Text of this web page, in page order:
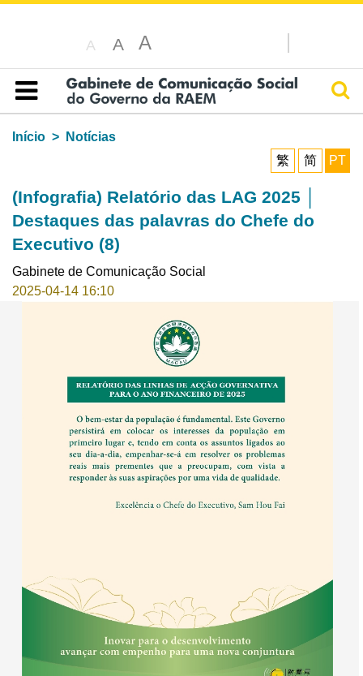
A A A
Índice
Início
Notícias
繁
简 PT
(Infografia) Relatório das LAG 2025 │
Destaques das palavras do Chefe do
Executivo (8)
Gabinete de Comunicação Social
2025-04-14 16:10